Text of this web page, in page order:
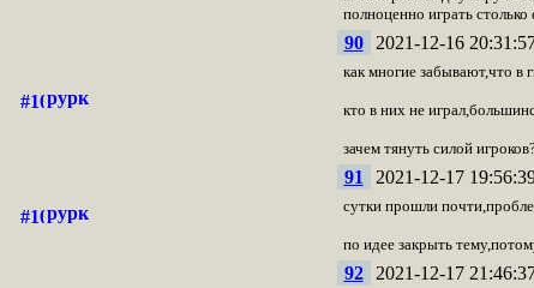
полноценно играть
рурк
90 2021-12-16
как многие забывают,что в
кто в них не
зачем тянуть силой
рурк
91 2021-12-17
сутки прошли
по идее закрыть
92 2021-12-17